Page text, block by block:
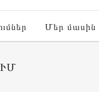
Մեր մասին